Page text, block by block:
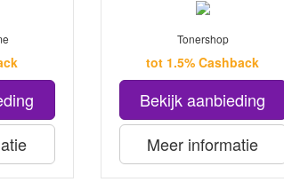
Tonershop
tot 1.5% Cashback
Bekijk aanbieding
Meer informatie